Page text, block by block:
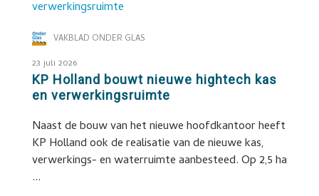
VAKBLAD ONDER GLAS
23 juli 2026
KP Holland bouwt nieuwe hightech kas
en verwerkingsruimte
Naast de bouw van het nieuwe hoofdkantoor heeft
KP Holland ook de realisatie van de nieuwe kas,
verwerkings- en waterruimte aanbesteed. Op 2,5 ha
...